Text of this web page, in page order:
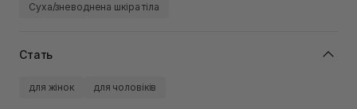
Суха/зневоднена шкіра тіла
Стать
для жінок для чоловіків